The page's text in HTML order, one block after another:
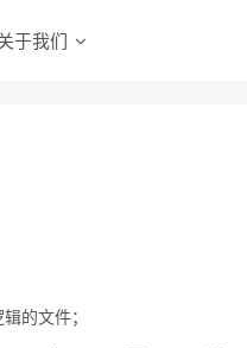
于我们
的文件；